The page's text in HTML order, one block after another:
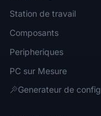
Station de travail
Composants
Peripheriques
PC sur Mesure
Generateur de config